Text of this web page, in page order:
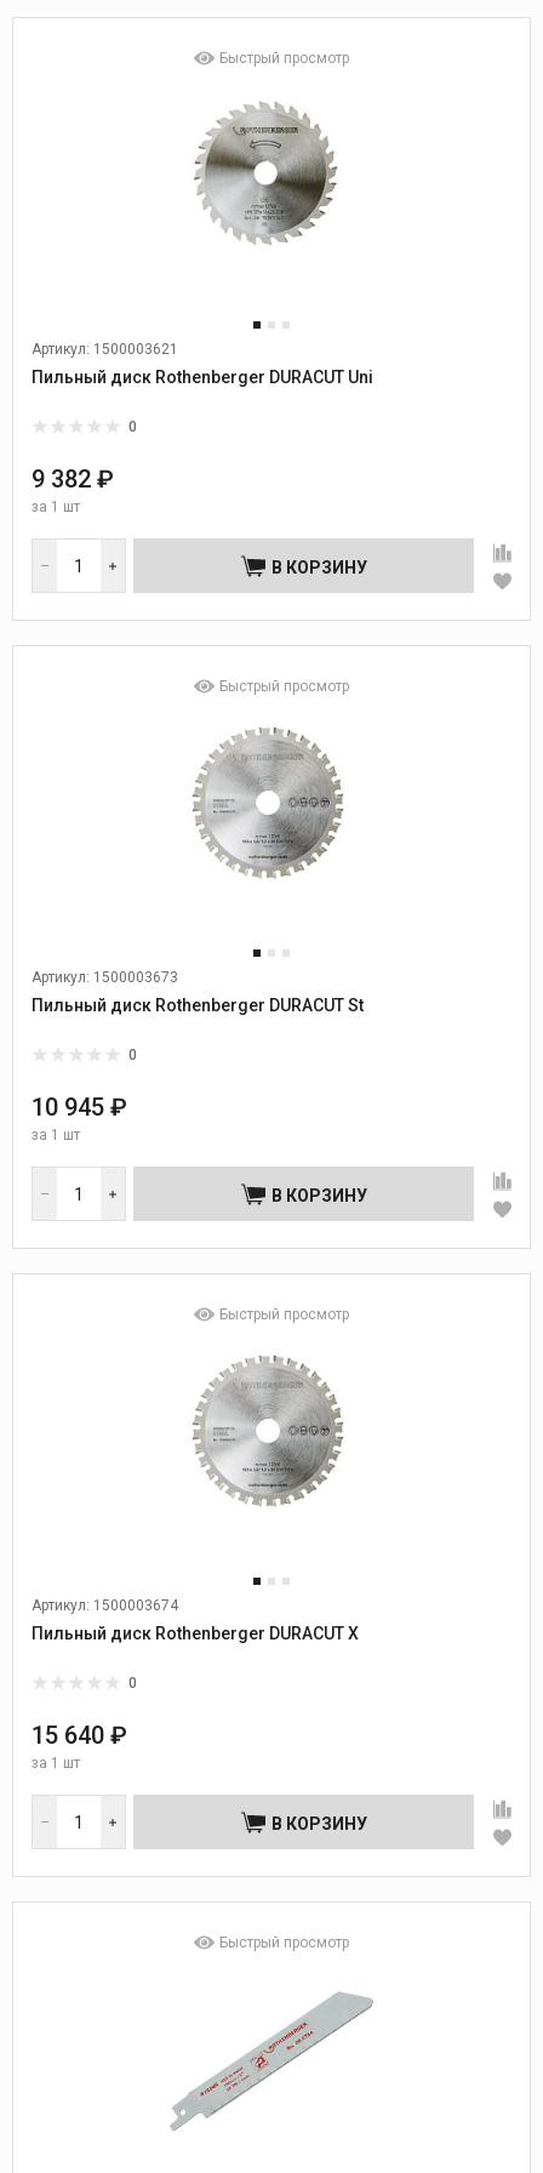
Быстрый просмотр
Артикул: 1500003621
Пильный диск Rothenberger DURACUT Uni
0
9 382 ₽
за 1 шт
В КОРЗИНУ
Быстрый просмотр
Артикул: 1500003673
Пильный диск Rothenberger DURACUT St
0
10 945 ₽
за 1 шт
В КОРЗИНУ
Быстрый просмотр
Артикул: 1500003674
Пильный диск Rothenberger DURACUT X
0
15 640 ₽
за 1 шт
В КОРЗИНУ
Быстрый просмотр